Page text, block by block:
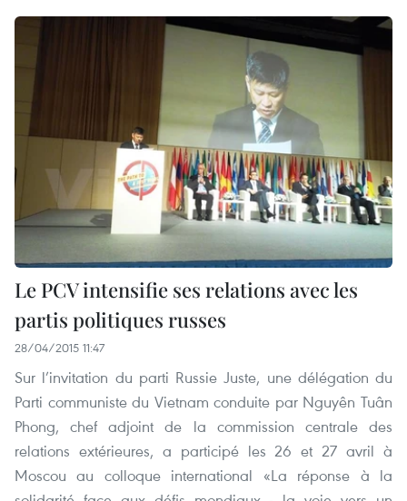
Le PCV intensifie ses relations avec les
partis politiques russes
28/04/2015 11:47
Sur l’invitation du parti Russie Juste, une délégation du
Parti communiste du Vietnam conduite par Nguyên Tuân
Phong, chef adjoint de la commission centrale des
relations extérieures, a participé les 26 et 27 avril à
Moscou au colloque international «La réponse à la